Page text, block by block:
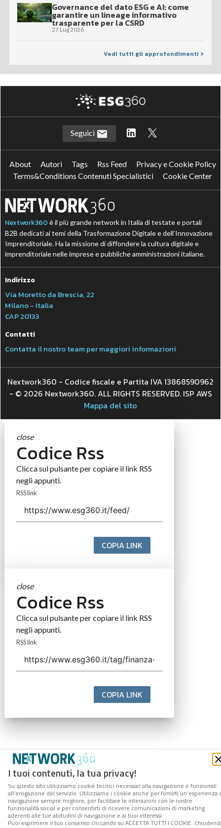
Governance del dato ESG e AI: come
garantire un lineage informativo
trasparente per la CSRD
27 Lug 2026
Vedi tutti gli approfondimenti >
I tuoi contenuti, la tua privacy!
Su questo sito utilizziamo cookie tecnici necessari alla navigazione e funzionali
all’erogazione del servizio. Utilizziamo i cookie anche per fornirti un’esperienza
navigazione sempre migliore, per facilitare le interazioni con le nostre
funzionalità social e per consentirti di ricevere comunicazioni di marketing
aderenti alle tue abitudini di navigazione e ai tuoi interessi.
Puoi esprimere il tuo consenso cliccando su ACCETTA TUTTI I COOKIE.
Seguici
About Autori Tags Rss Feed
Privacy e Cookie Policy
Terms&Conditions Contenuti Specialistici
Cookie Center
Nextwork360 è il più grande network in Italia di testate e portali
B2B dedicati ai temi della Trasformazione Digitale e dell’Innovazione
Imprenditoriale. Ha la missione di diffondere la cultura digitale e
imprenditoriale nelle imprese e pubbliche amministrazioni italiane.
Indirizzo
Via Moretto da Brescia, 22
Milano - Italia
CAP 20133
Contatti
Contatta il nostro team per maggiori informazioni
Nextwork360 - Codice fiscale e Partita IVA 13868590962
- © 2026 Nextwork360. ALL RIGHTS RESERVED. ISP AWS
Mappa del sito
close
Codice Rss
Clicca sul pulsante per copiare il link RSS
negli appunti.
RSS link
COPIA LINK
close
Codice Rss
Clicca sul pulsante per copiare il link RSS
negli appunti.
RSS link
COPIA LINK